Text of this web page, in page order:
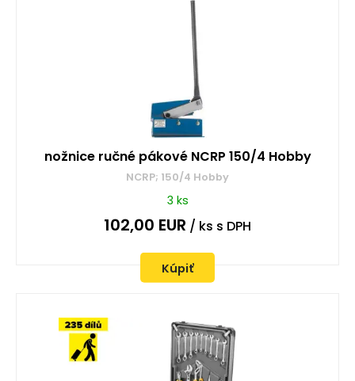
nožnice ručné pákové NCRP 150/4 Hobby
NCRP; 150/4 Hobby
3 ks
102,00 EUR / ks s DPH
Kúpiť